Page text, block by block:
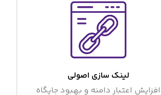
لینک سازی اصولی
افزایش اعتبار دامنه و بهبود جایگاه